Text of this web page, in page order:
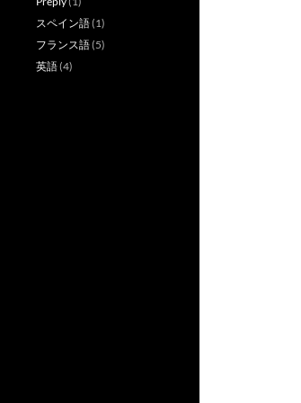
スペイン語(1)
フランス語(5)
英語(4)